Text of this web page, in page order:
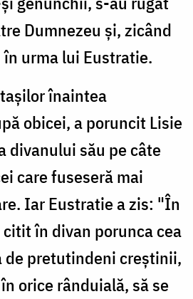
Dumnezeu şi, zicând
urma lui Eustratie.
înaintea
obicei, a poruncit Lisie
divanului său pe câte
care fuseseră mai
Iar Eustratie a zis: "În
în divan porunca cea
de pretutindeni creştinii,
orice rânduială, să se